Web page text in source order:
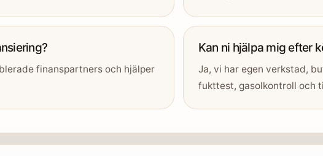
finanspartners och hjälper
Kan ni hjälpa mig efter
Ja, vi har egen verkstad,
fukttest, gasolkontroll och